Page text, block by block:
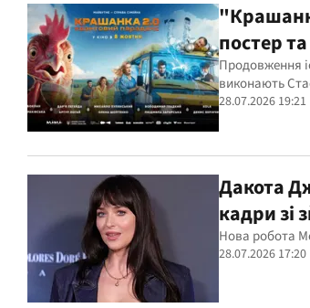
постер
Продовження
виконають
28.07.2026 19:21
Дакота
кадри зі
Нова робота
28.07.2026 17:20